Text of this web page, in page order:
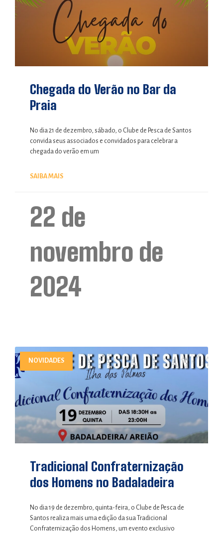
Chegada do Verão no Bar da
Praia
No dia 21 de dezembro, sábado, o Clube de Pesca de Santos
convida seus associados e convidados para celebrar a
chegada do verão em um
SAIBA MAIS
22 de
novembro de
2024
NOVIDADES
Tradicional Confraternização
dos Homens no Badaladeira
No dia 19 de dezembro, quinta-feira, o Clube de Pesca de
Santos realiza mais uma edição da sua Tradicional
Confraternização dos Homens, um evento exclusivo